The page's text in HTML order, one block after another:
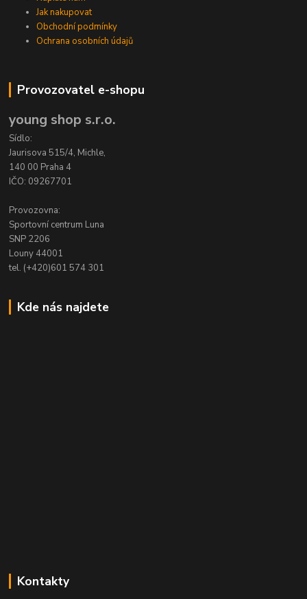
Jak nakupovat
Obchodní podmínky
Ochrana osobních údajů
Provozovatel e-shopu
young shop s.r.o.
Sídlo:
Jaurisova 515/4, Michle,
140 00 Praha 4
IČO: 09267701
Provozovna:
Sportovní centrum Luna
SNP 2206
Louny 44001
tel. (+420)601 574 301
Kde nás najdete
Kontakty